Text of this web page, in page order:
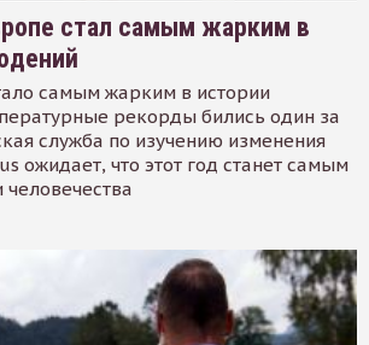
стал самым жарким в
самым жарким в истории
рекорды бились один за
служба по изучению изменения
ожидает, что этот год станет самым